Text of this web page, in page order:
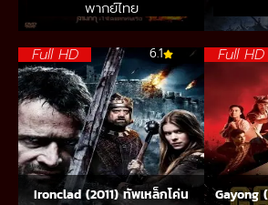
พากย์ไทย
Full HD 6.1
Ironclad (2011) ทัพเหล็กโค่น
Full HD
Gayong